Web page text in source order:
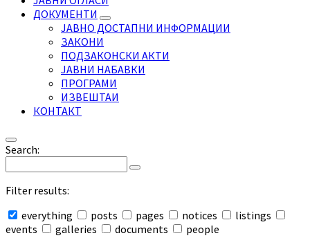
ДОКУМЕНТИ
ЈАВНО ДОСТАПНИ ИНФОРМАЦИИ
ЗАКОНИ
ПОДЗАКОНСКИ АКТИ
ЈАВНИ НАБАВКИ
ПРОГРАМИ
ИЗВЕШТАИ
КОНТАКТ
Search:
Filter results:
everything
posts pages notices
listings
events
galleries documents people